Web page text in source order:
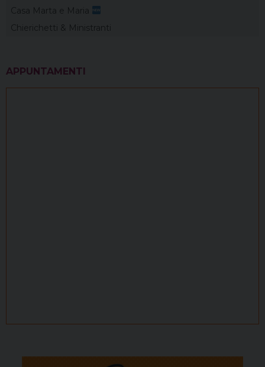
Casa Marta e Maria
Chierichetti & Ministranti
APPUNTAMENTI